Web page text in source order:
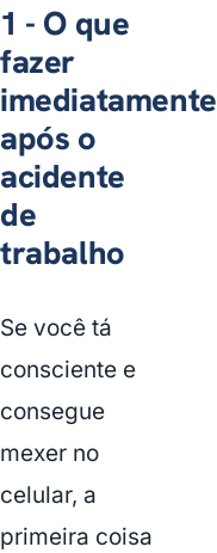
1 - O que
fazer
imediatamente
após o
acidente
de
trabalho
Se você tá
consciente e
consegue
mexer no
celular, a
primeira coisa